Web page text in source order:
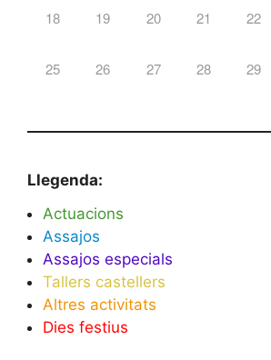
18 19 20 21 22
25 26 27 28 29
Llegenda:
Actuacions
Assajos
Assajos especials
Tallers castellers
Altres activitats
Dies festius